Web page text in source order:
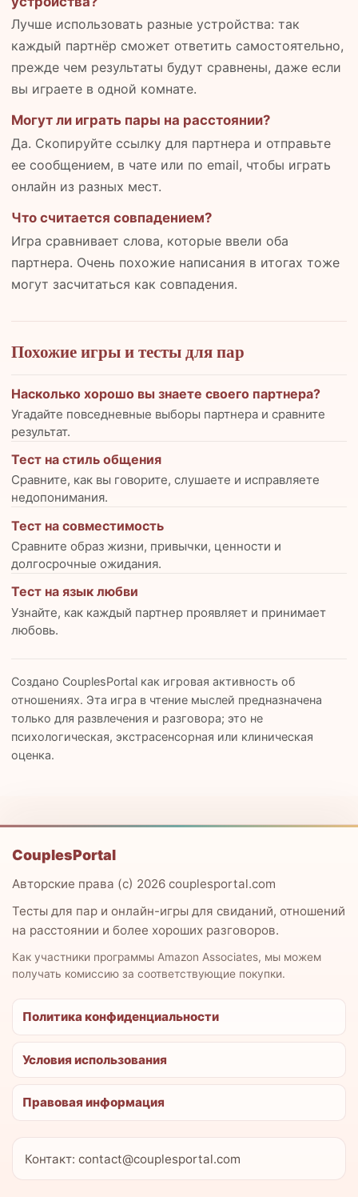
Лучше использовать разные устройства: так
каждый партнёр сможет ответить самостоятельно,
прежде чем результаты будут сравнены, даже если
вы играете в одной комнате.
Могут ли играть пары на расстоянии?
Да. Скопируйте ссылку для партнера и отправьте
ее сообщением, в чате или по email, чтобы играть
онлайн из разных мест.
Что считается совпадением?
Игра сравнивает слова, которые ввели оба
партнера. Очень похожие написания в итогах тоже
могут засчитаться как совпадения.
Похожие игры и тесты для пар
Насколько хорошо вы знаете своего партнера?
Угадайте повседневные выборы партнера и сравните
результат.
Тест на стиль общения
Сравните, как вы говорите, слушаете и исправляете
недопонимания.
Тест на совместимость
Сравните образ жизни, привычки, ценности и
долгосрочные ожидания.
Тест на язык любви
Узнайте, как каждый партнер проявляет и принимает
любовь.
Создано CouplesPortal как игровая активность об
отношениях. Эта игра в чтение мыслей предназначена
только для развлечения и разговора; это не
психологическая, экстрасенсорная или клиническая
оценка.
CouplesPortal
Авторские права (c) 2026 couplesportal.com
Тесты для пар и онлайн-игры для свиданий, отношений
на расстоянии и более хороших разговоров.
Как участники программы Amazon Associates, мы можем
получать комиссию за соответствующие покупки.
Политика конфиденциальности
Условия использования
Правовая информация
Контакт: contact@couplesportal.com